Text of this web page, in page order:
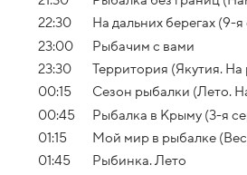
22:30
На дальних берегах (9-я
23:00
Рыбачим с вами
23:30
Территория (Якутия.
00:15
Сезон рыбалки (Лето.
00:45
Рыбалка в Крыму (3-я
01:15
Мой мир в рыбалке
01:45
Рыбинка. Лето